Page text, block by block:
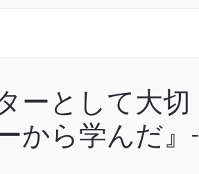
ーとして大切
から学んだ』-